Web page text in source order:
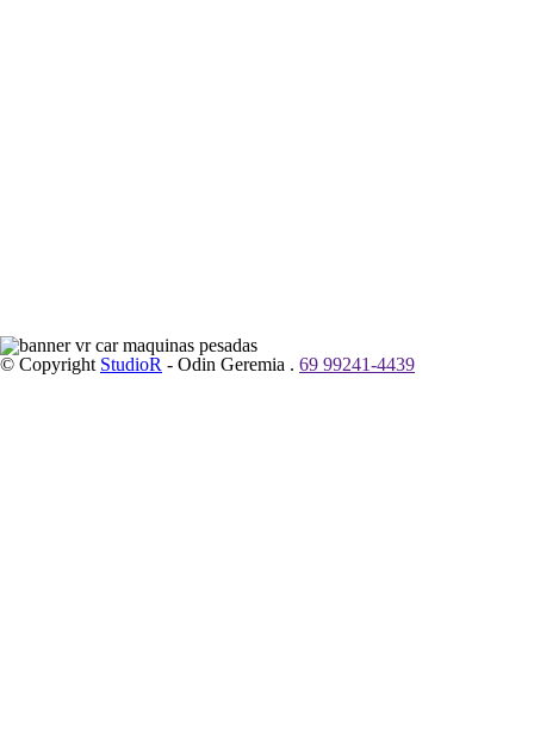
© Copyright StudioR - Odin Geremia . 69 99241-4439